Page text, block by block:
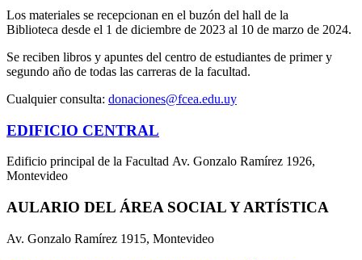
Los materiales se recepcionan en el buzón del hall de la
Biblioteca desde el 1 de diciembre de 2023 al 10 de marzo de 2024.
Se reciben libros y apuntes del centro de estudiantes de primer y
segundo año de todas las carreras de la facultad.
Cualquier consulta: donaciones@fcea.edu.uy
EDIFICIO CENTRAL
Edificio principal de la Facultad Av. Gonzalo Ramírez 1926,
Montevideo
AULARIO DEL ÁREA SOCIAL Y ARTÍSTICA
Av. Gonzalo Ramírez 1915, Montevideo